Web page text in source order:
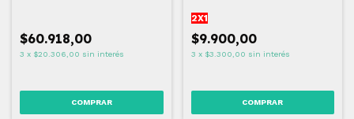
$60.918,00
3 x $20.306,00 sin interés
2X1
$9.900,00
3 x $3.300,00 sin interés